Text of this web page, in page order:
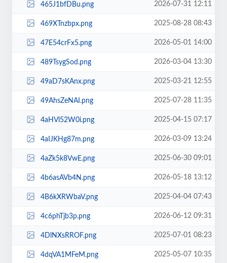
465J1bfDBu.png 2026-07-31 12:11
469XTnzbpx.png 2025-08-28 08:43
47E54crFx5.png 2026-05-01 14:00
489TsygSod.png 2026-03-04 13:30
49aD7sKAnx.png 2025-03-21 12:55
49AhsZeNAI.png 2025-07-28 11:35
4aHVl52W0i.png 2025-04-15 07:17
4aIJKHg87m.png 2026-03-09 13:24
4aZk5k8VwE.png 2025-06-30 09:01
4b6asAVb4N.png 2026-05-18 13:12
4B6kXRWbaV.png 2025-04-04 07:43
4c6phTjb3p.png 2026-06-12 09:31
4DlNXsRROF.png 2025-07-01 08:23
4dqVA1MFeM.png 2025-05-07 10:35